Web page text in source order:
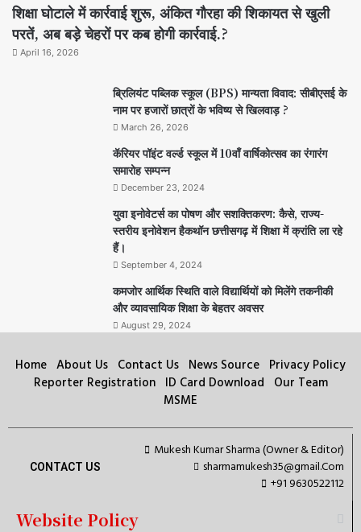
शिक्षा घोटाले में कार्रवाई शुरू, अंकित गौरहा की शिकायत से खुली
परतें, अब बड़े चेहरों पर कब होगी कार्रवाई.?
April 16, 2026
ब्रिलियंट पब्लिक स्कूल (BPS) मान्यता विवाद: सीबीएसई के
नाम पर हजारों छात्रों के भविष्य से खिलवाड़ ?
March 26, 2026
कॅरियर पॉइंट वर्ल्ड स्कूल में 10वाँ वार्षिकोत्सव का रंगारंग
समारोह सम्पन्न
December 23, 2024
युवा इनोवेटर्स का पोषण और सशक्तिकरण: कैसे, राज्य-
स्तरीय इनोवेशन हैकथॉन छत्तीसगढ़ में शिक्षा में क्रांति ला रहे
हैं।
September 4, 2024
कमजोर आर्थिक स्थिति वाले विद्यार्थियों को मिलेंगे तकनीकी
और व्यावसायिक शिक्षा के बेहतर अवसर
August 29, 2024
Home About Us Contact Us News Source Privacy Policy
Reporter Registration ID Card Download Our Team
MSME
CONTACT US
Mukesh Kumar Sharma (Owner & Editor)
sharmamukesh35@gmail.Com
+91 9630522112
Website Policy